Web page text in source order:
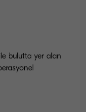
bulutta yer alan